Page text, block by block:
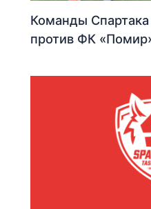
Команды
против ФК